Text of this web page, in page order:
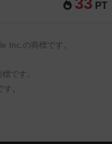
PT
Inc.の商標です。
です。
。